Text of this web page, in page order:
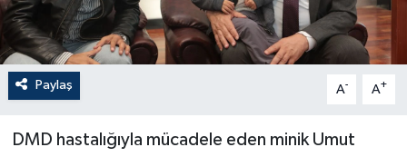
Paylaş A- A+
DMD hastalığıyla mücadele eden minik Umut